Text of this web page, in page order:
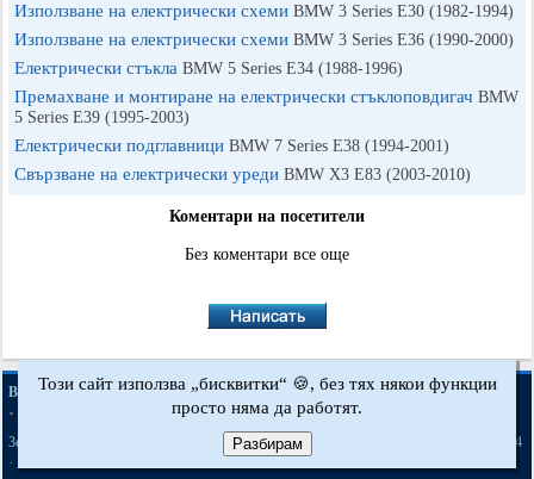
Използване на електрически схеми BMW 3 Series E30 (1982-1994)
Използване на електрически схеми BMW 3 Series E36 (1990-2000)
Електрически стъкла BMW 5 Series E34 (1988-1996)
Премахване и монтиране на електрически стъклоповдигач BMW
5 Series E39 (1995-2003)
Електрически подглавници BMW 7 Series E38 (1994-2001)
Свързване на електрически уреди BMW X3 Е83 (2003-2010)
Коментари на посетители
Без коментари все още
BMWman.ru © 2017-2026· Пълна версия· Новини и статии·Карта на сайта
·
Търсене в сайта
3er E21
3er E46[бензин]·3er E46 5er E34
·
Този сайт използва „бисквитки“ 🍪, без тях някои функции
просто няма да работят.
Разбирам